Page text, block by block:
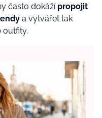
často dokáží propojit
a vytvářet tak
outfity.